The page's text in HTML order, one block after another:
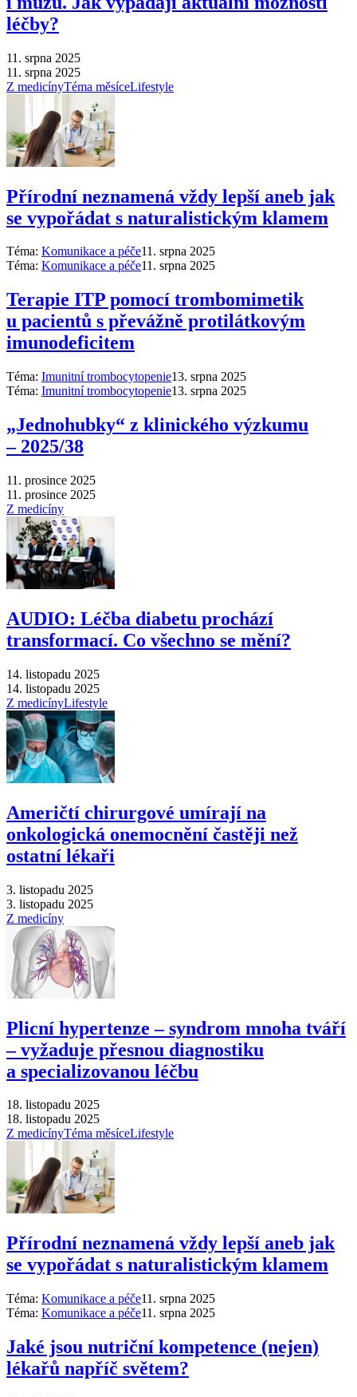
léčby?
11. srpna 2025
11. srpna 2025
Z medicínyTéma měsíceLifestyle
Přírodní neznamená vždy lepší aneb jak
se vypořádat s naturalistickým klamem
Téma: Komunikace a péče11. srpna 2025
Téma: Komunikace a péče11. srpna 2025
Terapie ITP pomocí trombomimetik
u pacientů s převážně protilátkovým
imunodeficitem
Téma: Imunitní trombocytopenie13. srpna 2025
Téma: Imunitní trombocytopenie13. srpna 2025
„Jednohubky“ z klinického výzkumu
–⁠ 2025/38
11. prosince 2025
11. prosince 2025
Z medicíny
AUDIO: Léčba diabetu prochází
transformací. Co všechno se mění?
14. listopadu 2025
14. listopadu 2025
Z medicínyLifestyle
Američtí chirurgové umírají na
onkologická onemocnění častěji než
ostatní lékaři
3. listopadu 2025
3. listopadu 2025
Z medicíny
Plicní hypertenze –⁠ syndrom mnoha tváří
–⁠ vyžaduje přesnou diagnostiku
a specializovanou léčbu
18. listopadu 2025
18. listopadu 2025
Z medicínyTéma měsíceLifestyle
Přírodní neznamená vždy lepší aneb jak
se vypořádat s naturalistickým klamem
Téma: Komunikace a péče11. srpna 2025
Téma: Komunikace a péče11. srpna 2025
Jaké jsou nutriční kompetence (nejen)
lékařů napříč světem?